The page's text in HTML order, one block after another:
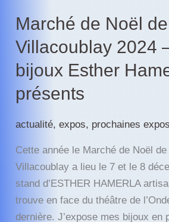
présents
Marché de Noël
Villacoublay 2024
bijoux Esther
présents
actualité,expos, prochaines
Cette année le Marché de Noël
Villacoublay a lieu le 7 et le 8
stand d’ESTHER HAMERLA
trouve en face du théâtre de
dernière. J’expose mes bijoux en